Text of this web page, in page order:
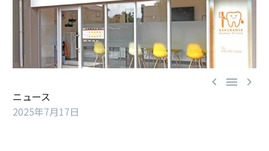
  
ニュース
2025年7月17日